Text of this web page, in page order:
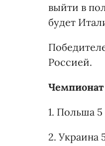
выйти в
будет
Россией.
Чемпионат
1. Польша 5
2. Украина